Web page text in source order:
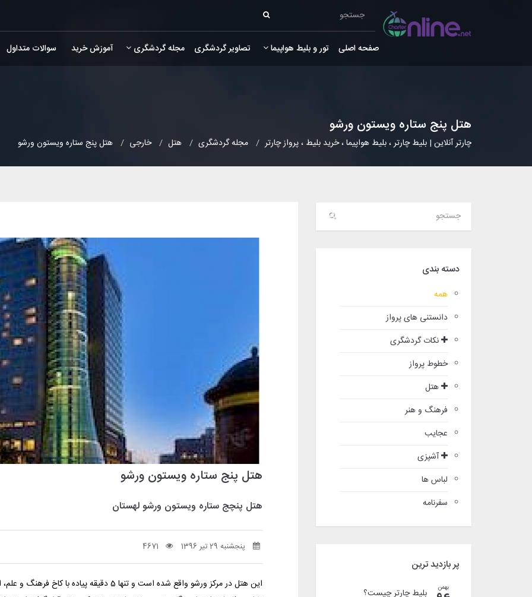
صفحه اصلی تور و بلیط هواپیما تصاویر گردشگری مجله گردشگری آموزش خرید سوالات متداول
هتل پنج ستاره ویستون ورشو
چارتر آنلاین | بلیط چارتر ، بلیط هواپیما ، خرید بلیط ، پرواز چارتر مجله گردشگری هتل خارجی هتل پنج ستاره ویستون ورشو
دسته بندی
همه
دانستنی های پرواز
نکات گردشگری
خطوط پرواز
هتل
فرهنگ و هنر
عجایب
آشپزی
لباس ها
سفرنامه
پر بازدید ترین
بهمن بلیط چارتر چیست؟
هتل پنج ستاره ویستون ورشو
هتل پنچج ستاره ویستون ورشو لهستان
پنجشنبه 29 تیر 1396 4671
این هتل در مرکز ورشو واقع شده است و تنها 5